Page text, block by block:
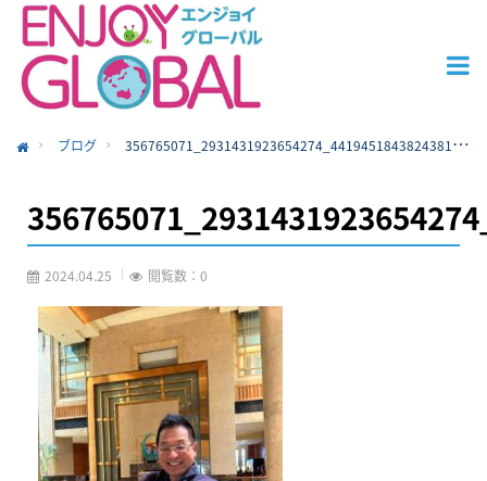
ブログ 356765071_2931431923654274_4419451843824381448_n
2024.04.25 閲覧数：0